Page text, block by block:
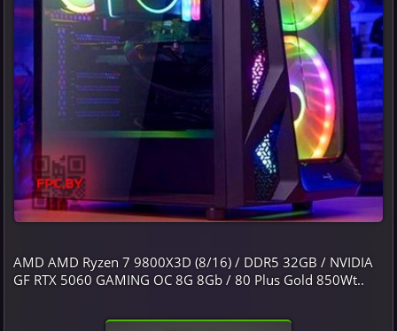
AMD AMD Ryzen 7 9800X3D (8/16) / DDR5 32GB / NVIDIA
GF RTX 5060 GAMING OC 8G 8Gb / 80 Plus Gold 850Wt..